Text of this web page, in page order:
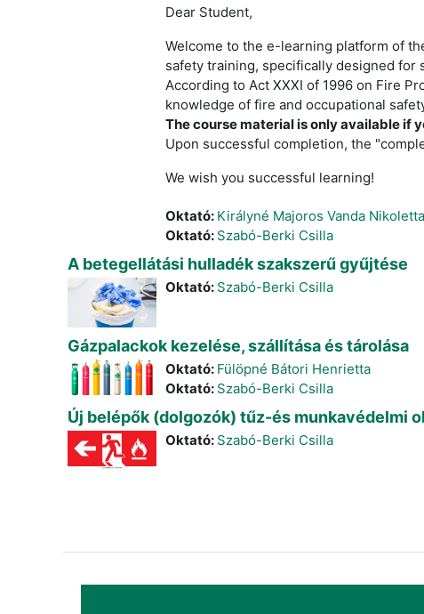
Dear Student,
Welcome to the e-learning platform of
safety training, specifically designed for
According to Act XXXI of 1996 on Fire
knowledge of fire and occupational
The course material is only available if
Upon successful completion, the
We wish you successful learning!
Oktató: Királyné Majoros Vanda Nikoletta
Oktató: Szabó-Berki Csilla
A betegellátási hulladék szakszerű gyűjtése
Oktató: Szabó-Berki Csilla
Gázpalackok kezelése, szállítása és tárolása
Oktató: Fülöpné Bátori Henrietta
Oktató: Szabó-Berki Csilla
Új belépők (dolgozók) tűz-és munkavédelmi
Oktató: Szabó-Berki Csilla